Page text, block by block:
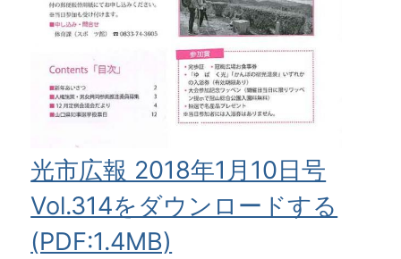
光市広報 2018年1月10日号
Vol.314をダウンロードする
(PDF:1.4MB)